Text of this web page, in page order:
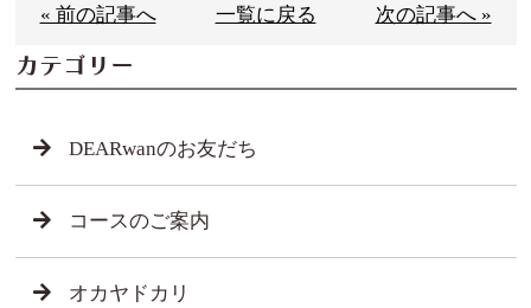
« 前の記事へ 一覧に戻る 次の記事へ »
カテゴリー
DEARwanのお友だち
コースのご案内
オカヤドカリ